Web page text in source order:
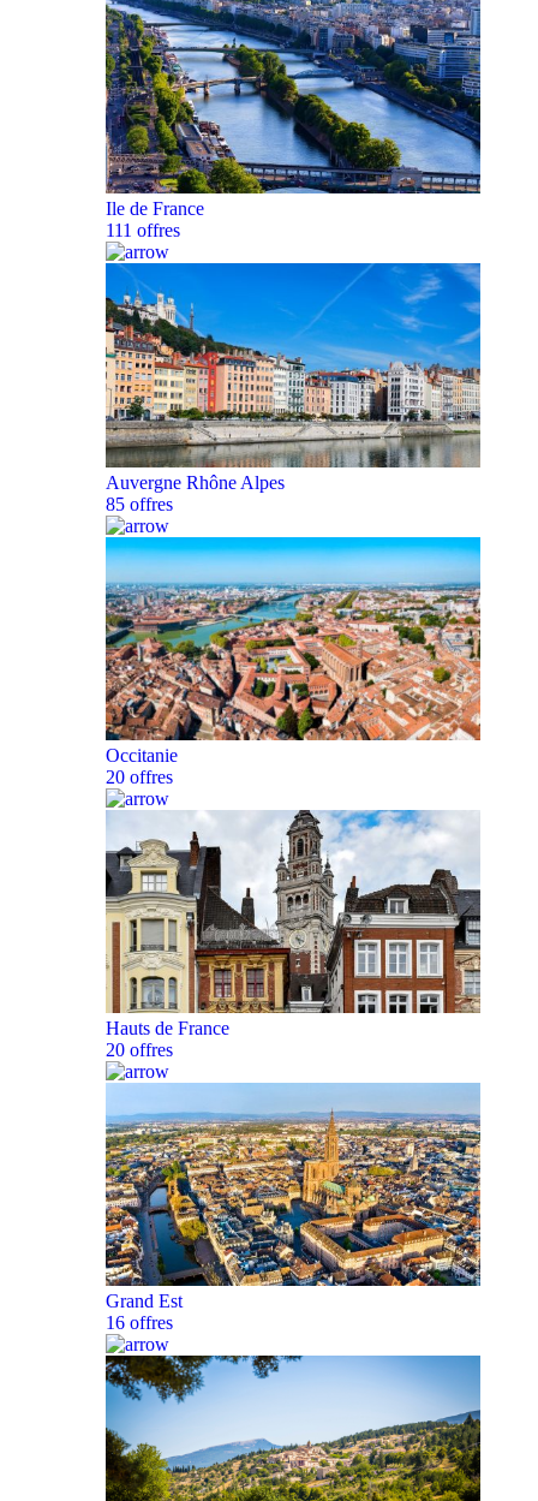
Ile de France
111 offres
Auvergne Rhône Alpes
85 offres
Occitanie
20 offres
Hauts de France
20 offres
Grand Est
16 offres